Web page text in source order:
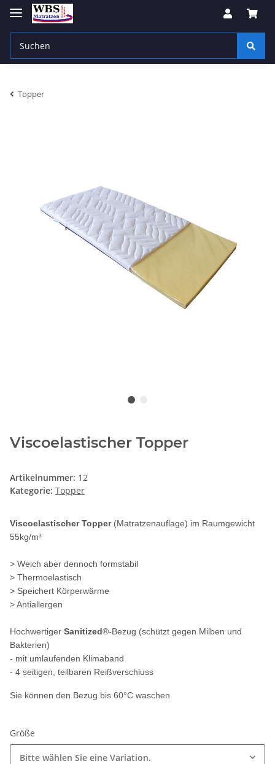
Topper
Viscoelastischer Topper
Artikelnummer: 12
Kategorie: Topper
Viscoelastischer Topper (Matratzenauflage) im Raumgewicht
55kg/m³
> Weich aber dennoch formstabil
> Thermoelastisch
> Speichert Körperwärme
> Antiallergen
Hochwertiger Sanitized®-Bezug (schützt gegen Milben und
Bakterien)
- mit umlaufenden Klimaband
- 4 seitigen, teilbaren Reißverschluss
Sie können den Bezug bis 60°C waschen
Größe
Bitte wählen Sie eine Variation.